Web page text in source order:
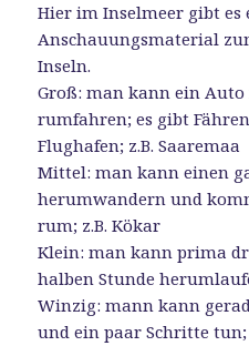
Hier im Inselmeer gibt es
Anschauungsmaterial
Inseln.
Groß: man kann ein
rumfahren; es gibt
Flughafen; z.B. Saaremaa
Mittel: man kann einen
herumwandern und
rum; z.B. Kökar
Klein: man kann prima
halben Stunde
Winzig: mann kann
und ein paar Schritte tun;